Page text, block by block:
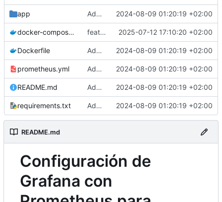
app Add prometheus_grafana test 2024-08-09 01:20:19 +02:00
docker-compose.yaml feat: add local date in docker-compose files 2025-07-12 17:10:20 +02:00
Dockerfile Add prometheus_grafana test 2024-08-09 01:20:19 +02:00
prometheus.yml Add prometheus_grafana test 2024-08-09 01:20:19 +02:00
README.md Add prometheus_grafana test 2024-08-09 01:20:19 +02:00
requirements.txt Add prometheus_grafana test 2024-08-09 01:20:19 +02:00
README.md
Configuración de
Grafana con